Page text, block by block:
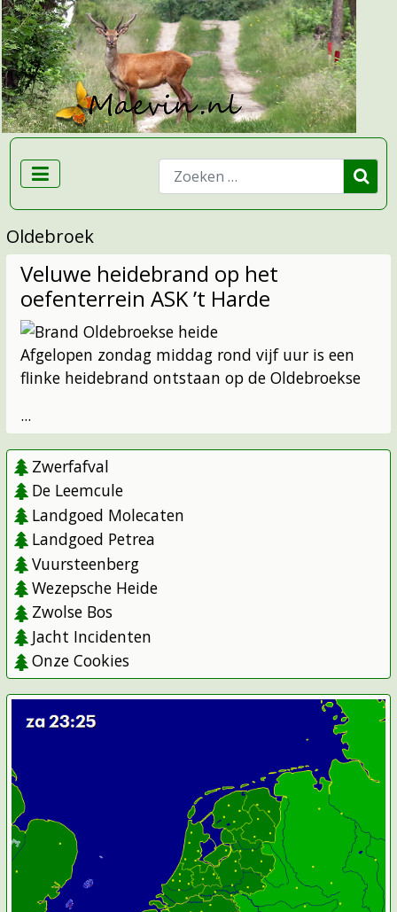
Zoeken
Oldebroek
Veluwe heidebrand op het
oefenterrein ASK ’t Harde
Afgelopen zondag middag rond vijf uur is een
flinke heidebrand ontstaan op de Oldebroekse
...
Zwerfafval
De Leemcule
Landgoed Molecaten
Landgoed Petrea
Vuursteenberg
Wezepsche Heide
Zwolse Bos
Jacht Incidenten
Onze Cookies